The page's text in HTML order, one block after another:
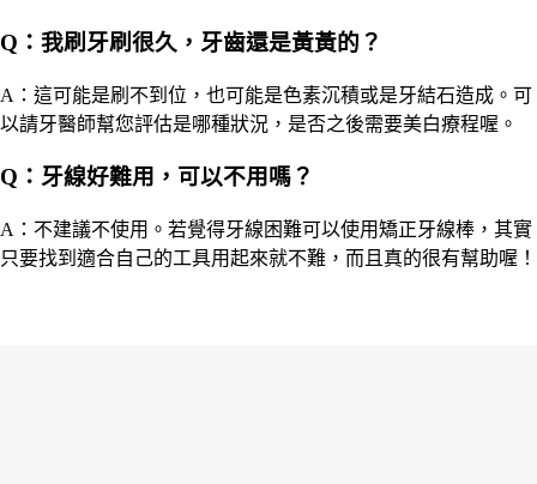
Q：我刷牙刷很久，牙齒還是黃黃的？
A：這可能是刷不到位，也可能是色素沉積或是牙結石造成。可
以請牙醫師幫您評估是哪種狀況，是否之後需要美白療程喔。
Q：牙線好難用，可以不用嗎？
A：不建議不使用。若覺得牙線困難可以使用矯正牙線棒，其實
只要找到適合自己的工具用起來就不難，而且真的很有幫助喔！